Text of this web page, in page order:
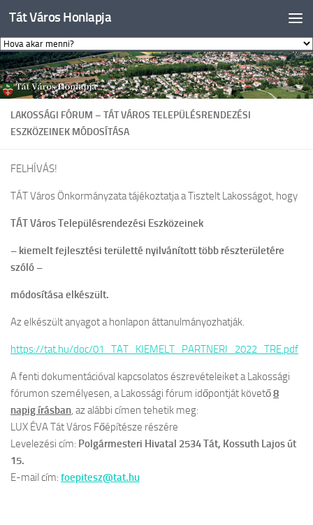
Skip to content
Tát Város Honlapja
LAKOSSÁGI FÓRUM – TÁT VÁROS TELEPÜLÉSRENDEZÉSI
ESZKÖZEINEK MÓDOSÍTÁSA
FELHÍVÁS!
TÁT Város Önkormányzata tájékoztatja a Tisztelt Lakosságot, hogy
TÁT Város Településrendezési Eszközeinek
– kiemelt fejlesztési területté nyilvánított több részterületére
szóló –
módosítása elkészült.
Az elkészült anyagot a honlapon áttanulmányozhatják.
https://tat.hu/doc/01_TAT_KIEMELT_PARTNERI_2022_TRE.pdf
A fenti dokumentációval kapcsolatos észrevételeiket a Lakossági
fórumon személyesen, a Lakossági fórum időpontját követő8
napig írásban, az alábbi címen tehetik meg:
LUX ÉVA Tát Város Főépítésze részére
Levelezési cím: Polgármesteri Hivatal 2534 Tát, Kossuth Lajos út
15.
E-mail cím: foepitesz@tat.hu